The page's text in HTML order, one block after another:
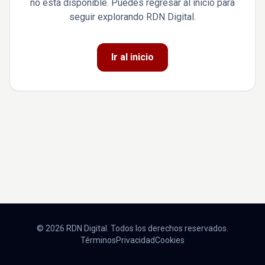
no está disponible. Puedes regresar al inicio para
seguir explorando RDN Digital.
Ir al inicio
© 2026 RDN Digital. Todos los derechos reservados.
TérminosPrivacidadCookies